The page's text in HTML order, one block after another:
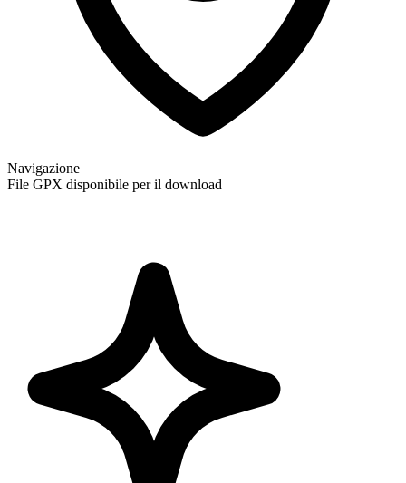
Navigazione
File GPX disponibile per il download